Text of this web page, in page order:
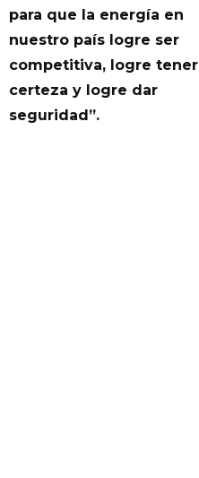
para que la energía en
nuestro país logre ser
competitiva, logre tener
certeza y logre dar
seguridad”.